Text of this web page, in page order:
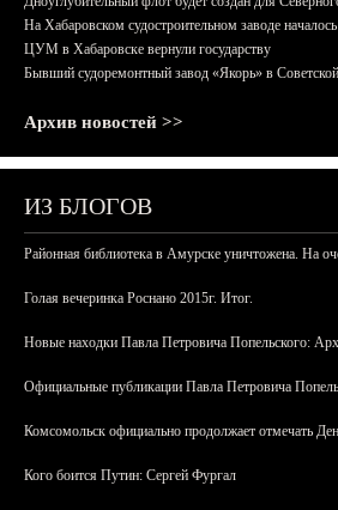
На Хабаровском судостроительном заводе
ЦУМ в Хабаровске вернули государству
Бывший судоремонтный завод «Якорь» в
Архив новостей >>
ИЗ БЛОГОВ
Районная библиотека в Амурске уничтожена. На
Голая вечеринка Роснано 2015г. Итог.
Новые находки Павла Петровича Попельского:
Официальные публикации Павла Петровича
Комсомольск официально продолжает отмечать
Кого боится Путин: Сергей Фургал